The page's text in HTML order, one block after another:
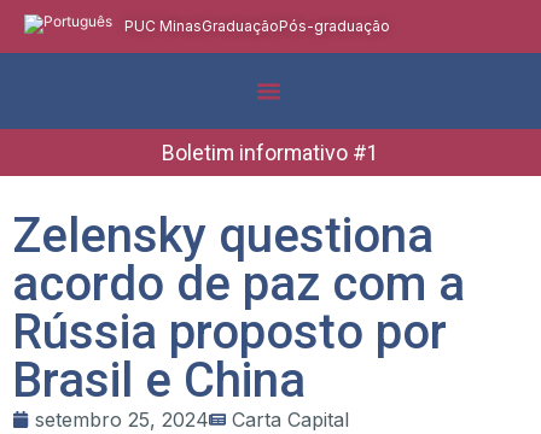
PUC MinasGraduaçãoPós-graduação
Boletim informativo #1
Zelensky questiona
acordo de paz com a
Rússia proposto por
Brasil e China
setembro 25, 2024 Carta Capital